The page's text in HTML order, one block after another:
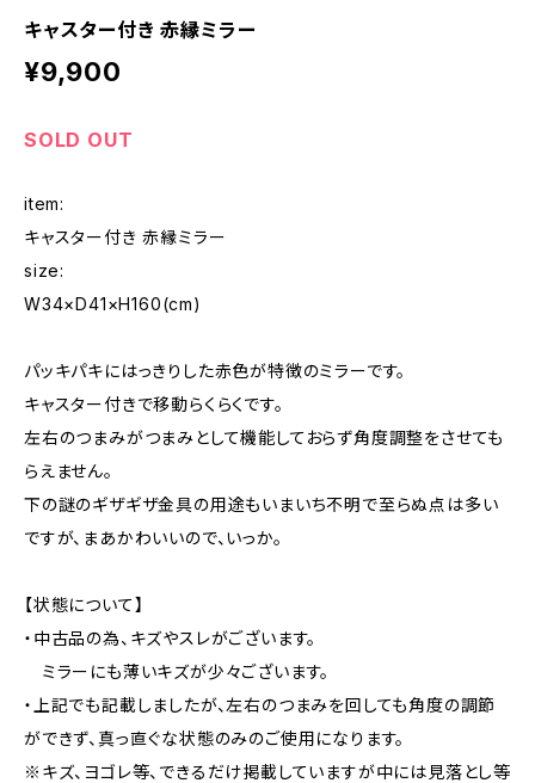
キャスター付き 赤縁ミラー
¥9,900
SOLD OUT
item:
キャスター付き 赤縁ミラー
size:
W34×D41×H160(cm)
パッキパキにはっきりした赤色が特徴のミラーです。
キャスター付きで移動らくらくです。
左右のつまみがつまみとして機能しておらず角度調整をさせても
らえません。
下の謎のギザギザ金具の用途もいまいち不明で至らぬ点は多い
ですが、まあかわいいので、いっか。
【状態について】
・中古品の為、キズやスレがございます。
ミラーにも薄いキズが少々ございます。
・上記でも記載しましたが、左右のつまみを回しても角度の調節
ができず、真っ直ぐな状態のみのご使用になります。
※キズ、ヨゴレ等、できるだけ掲載していますが中には見落とし等